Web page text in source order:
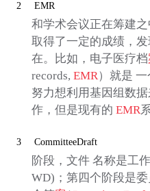
2 EMR
和学术会议正在筹建
取得了一定的成绩，
在。比如，电子医疗档
records, EMR）就是
努力想利用基因组数
作，但是现有的 EMR
3 CommitteeDraft
阶段，文件 名称是工
WD)；第四个阶段是